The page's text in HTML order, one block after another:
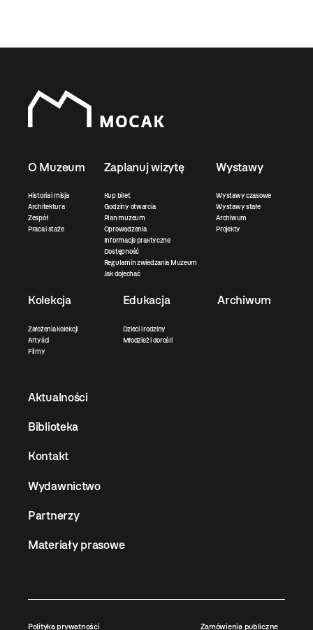
O Muzeum
Historia i misja
Architektura
Zespół
Praca i staże
Zaplanuj wizytę
Kup bilet
Godziny otwarcia
Plan muzeum
Oprowadzenia
Informacje praktyczne
Dostępność
Regulamin zwiedzania Muzeum
Jak dojechać
Wystawy
Wystawy czasowe
Wystawy stałe
Archiwum
Projekty
Kolekcja
Założenia kolekcji
Artyści
Filmy
Edukacja
Dzieci i rodziny
Młodzież i dorośli
Archiwum
Aktualności
Biblioteka
Kontakt
Wydawnictwo
Partnerzy
Materiały prasowe
Polityka prywatności Zamówienia publiczne